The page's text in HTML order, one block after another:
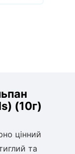
(10г)
цінний
та